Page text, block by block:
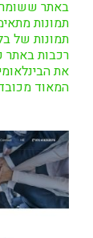
באתר
תמונות
תמונות של
רכבות באתר
את
המאוד